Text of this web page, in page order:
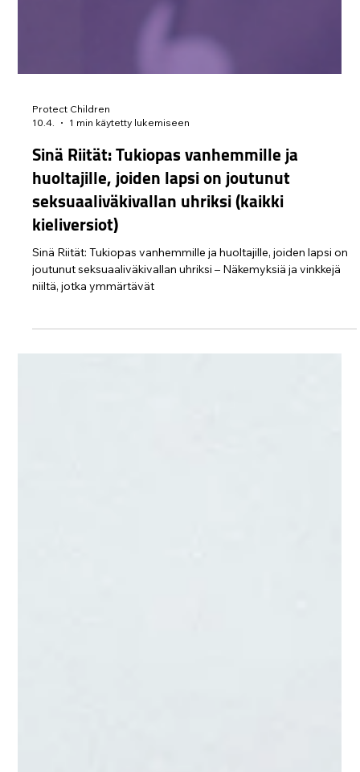
Protect Children
10.4.
1 min käytetty lukemiseen
Sinä Riität: Tukiopas vanhemmille ja
huoltajille, joiden lapsi on joutunut
seksuaaliväkivallan uhriksi (kaikki
kieliversiot)